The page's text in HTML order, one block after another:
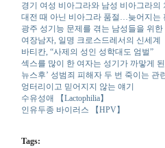
경기 여성 비아그라와 남성 비아그라의
대전 때 아닌 비아그라 품절…늦어지는
광주 성기능 문제를 겪는 남성들을 위
여장남자, 일명 크로스드레서의 신세계
바티칸, “사제의 성인 성학대도 엄벌”
섹스를 많이 한 여자는 성기가 까맣게
뉴스후’ 성범죄 피해자 두 번 죽이는 관
엉터리이고 믿어지지 않는 얘기
수유성애 【Lactophilia】
인유두종 바이러스 【HPV】
Tags: